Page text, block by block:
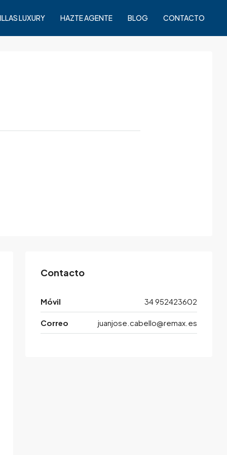
LUXURY HAZTE AGENTE BLOG CONTACTO
Contacto
Móvil 34 952423602
Correo juanjose.cabello@remax.es